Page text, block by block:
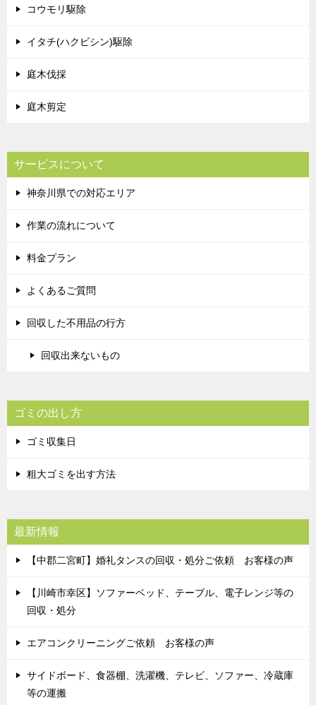
コウモリ駆除
イタチ(ハクビシン)駆除
庭木伐採
庭木剪定
サービスについて
神奈川県での対応エリア
作業の流れについて
料金プラン
よくあるご質問
回収した不用品の行方
回収出来ないもの
ゴミの出し方
ゴミ収集日
粗大ゴミを出す方法
最新情報
【中郡二宮町】婚礼タンスの回収・処分ご依頼 お客様の声
【川崎市幸区】ソファーベッド、テーブル、電子レンジ等の
回収・処分
エアコンクリーニングご依頼 お客様の声
サイドボード、食器棚、洗濯機、テレビ、ソファー、冷蔵庫
等の運搬